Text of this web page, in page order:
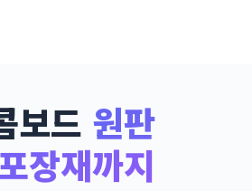
보드 원판
장재까지